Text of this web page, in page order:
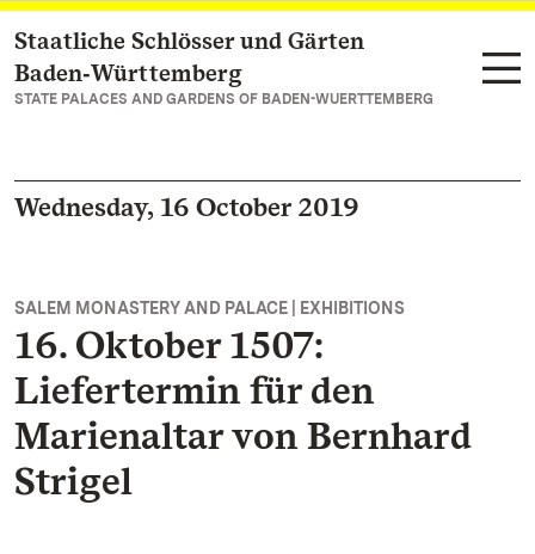
Navigate to main page
Staatliche Schlösser und Gärten
Baden‑Württemberg
STATE PALACES AND GARDENS OF BADEN-WUERTTEMBERG
Wednesday, 16 October 2019
SALEM MONASTERY AND PALACE | EXHIBITIONS
16. Oktober 1507:
Liefertermin für den
Marienaltar von Bernhard
Strigel